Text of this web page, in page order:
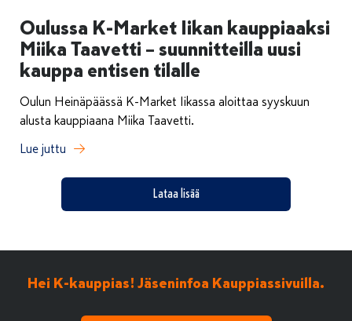
Oulussa K-Market Iikan kauppiaaksi
Miika Taavetti – suunnitteilla uusi
kauppa entisen tilalle
Oulun Heinäpäässä K-Market Iikassa aloittaa syyskuun
alusta kauppiaana Miika Taavetti.
Lue juttu
Lataa lisää
Hei K-kauppias! Jäseninfoa Kauppiassivuilla.